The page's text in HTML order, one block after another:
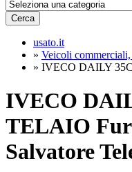
Cerca
usato.it
» Veicoli
» IVECO DAILY
IVECO
TELAIO
Salvatore